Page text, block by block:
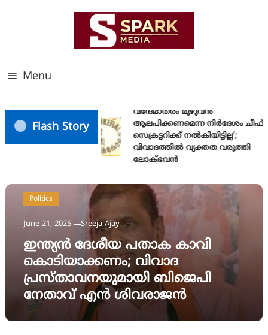
Menu
Flash Story
വന്ദേമാതരം മുഴുവൻ
ആലപിക്കണമെന്ന നിർദേശം ചീഫ്
സെക്രട്ടറിക്ക് നൽകിയിട്ടില്ല’;
വിവാദത്തിൽ വ്യക്തത വരുത്തി
ലോക്ഭവൻ
Politics
June 21, 2025 Sreeja Ajay
ഇന്ത്യൻ ദേശീയ പതാക കാവി
കൊടിയാക്കണം; വിവാദ
പ്രസ്താവനയുമായി ബിജെപി
നേതാവ് എൻ ശിവരാജൻ